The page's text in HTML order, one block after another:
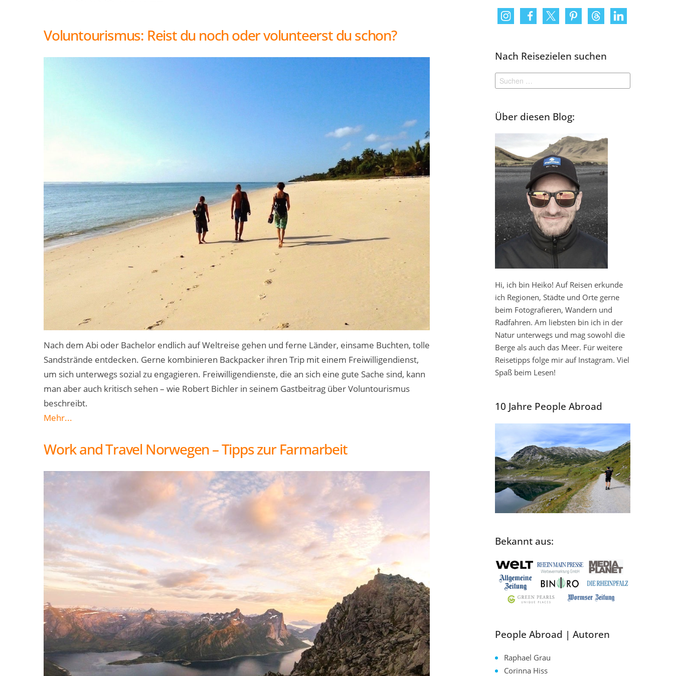
Voluntourismus: Reist du noch oder volunteerst du schon?
Nach dem Abi oder Bachelor endlich auf Weltreise gehen und ferne Länder, einsame Buchten, tolle
Sandstrände entdecken. Gerne kombinieren Backpacker ihren Trip mit einem Freiwilligendienst,
um sich unterwegs sozial zu engagieren. Freiwilligendienste, die an sich eine gute Sache sind, kann
man aber auch kritisch sehen – wie Robert Bichler in seinem Gastbeitrag über Voluntourismus
beschreibt.
Mehr...
Work and Travel Norwegen – Tipps zur Farmarbeit
Nach Reisezielen suchen
Suchen
nach:
Über diesen Blog:
Hi, ich bin Heiko! Auf Reisen erkunde
ich Regionen, Städte und Orte gerne
beim Fotografieren, Wandern und
Radfahren. Am liebsten bin ich in der
Natur unterwegs und mag sowohl die
Berge als auch das Meer. Für weitere
Reisetipps folge mir auf Instagram. Viel
Spaß beim Lesen!
10 Jahre People Abroad
Bekannt aus:
People Abroad | Autoren
Raphael Grau
Corinna Hiss